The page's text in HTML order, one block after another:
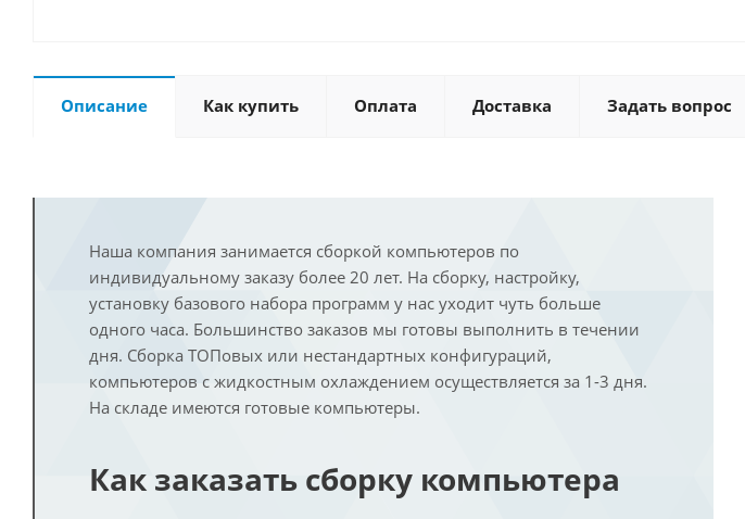
Описание Как купить Оплата Доставка Задать вопрос
Наша компания занимается сборкой компьютеров по
индивидуальному заказу более 20 лет. На сборку, настройку,
установку базового набора программ у нас уходит чуть больше
одного часа. Большинство заказов мы готовы выполнить в течении
дня. Сборка ТОПовых или нестандартных конфигураций,
компьютеров с жидкостным охлаждением осуществляется за 1-3 дня.
На складе имеются готовые компьютеры.
Как заказать сборку компьютера